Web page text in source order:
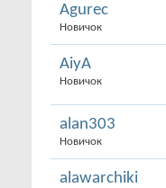
Agurec
Новичок
AiyA
Новичок
alan303
Новичок
alawarchiki